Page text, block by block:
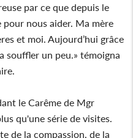
par ce que depuis le
pour nous aider. Ma mère
et moi. Aujourd’hui grâce
souffler un peu.» témoigna
le Carême de Mgr
qu'une série de visites.
de la compassion, de la